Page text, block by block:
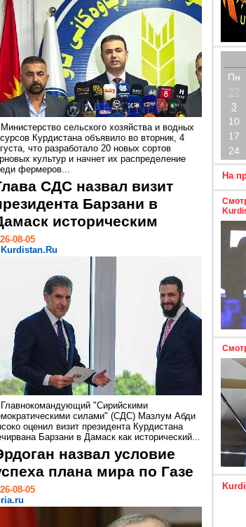
Министерство сельского хозяйства и водных
Курдистана объявило во вторник, 4
что разработало 20 новых сортов
культур и начнет их распределение
фермеров...
СДС назвал визит
Барзани в
историческим
08-05
Kurdistan.Ru
Главнокомандующий "Сирийскими
силами" (СДС) Мазлум Абди
оценил визит президента Курдистана
Барзани в Дамаск как исторический...
назвал условие
плана мира по Газе
08-05
ria.ru
Пн
27
3
10
17
24
На